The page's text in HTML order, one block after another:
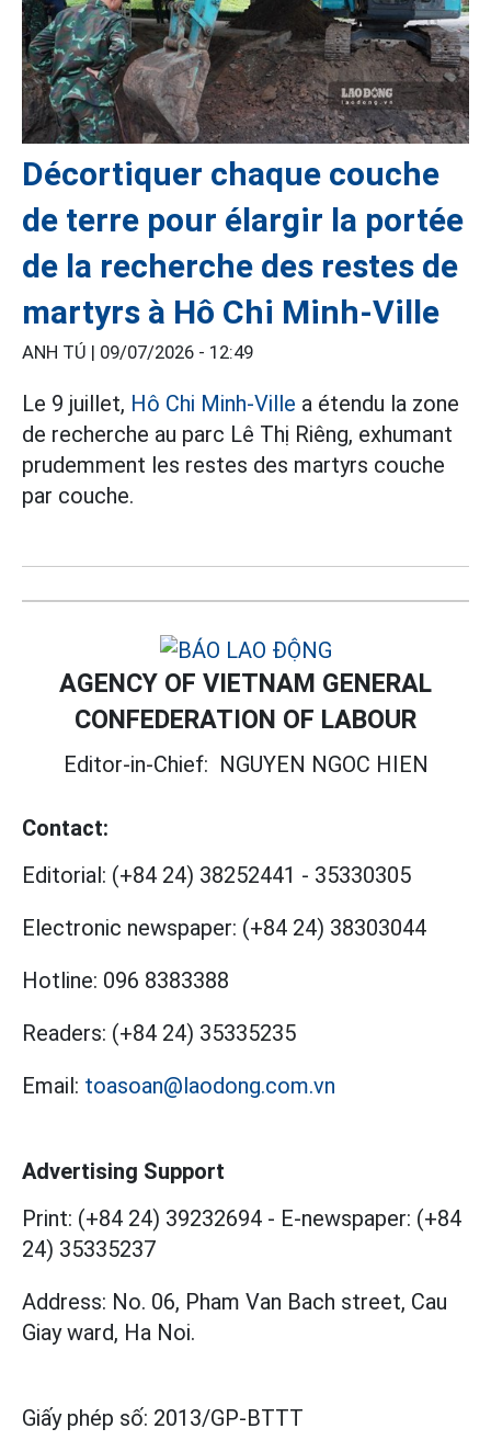
Décortiquer chaque couche
de terre pour élargir la portée
de la recherche des restes de
martyrs à Hô Chi Minh-Ville
ANH TÚ | 09/07/2026 - 12:49
Le 9 juillet, Hô Chi Minh-Ville a étendu la zone
de recherche au parc Lê Thị Riêng, exhumant
prudemment les restes des martyrs couche
par couche.
AGENCY OF VIETNAM GENERAL
CONFEDERATION OF LABOUR
Editor-in-Chief: NGUYEN NGOC HIEN
Contact:
Editorial: (+84 24) 38252441 - 35330305
Electronic newspaper: (+84 24) 38303044
Hotline: 096 8383388
Readers: (+84 24) 35335235
Email: toasoan@laodong.com.vn
Advertising Support
Print: (+84 24) 39232694 - E-newspaper: (+84
24) 35335237
Address: No. 06, Pham Van Bach street, Cau
Giay ward, Ha Noi.
Giấy phép số: 2013/GP-BTTT